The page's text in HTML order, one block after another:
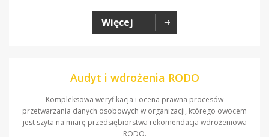
Więcej
Audyt i wdrożenia RODO
Kompleksowa weryfikacja i ocena prawna procesów
przetwarzania danych osobowych w organizacji, którego owocem
jest szyta na miarę przedsiębiorstwa rekomendacja wdrożeniowa
RODO.